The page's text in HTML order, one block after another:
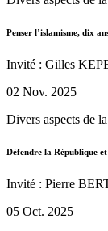
Penser l’islamisme, dix
Invité : Gilles
02 Nov. 2025
Divers aspects de
Défendre la République
Invité : Pierre
05 Oct. 2025